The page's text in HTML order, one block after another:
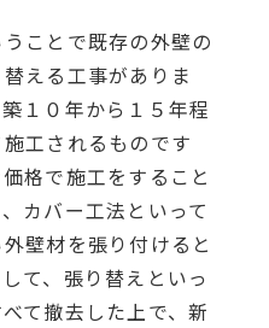
ことで既存の外壁の
える工事がありま
１０年から１５年程
工されるものです
格で施工をすること
カバー工法といって
壁材を張り付けると
て、張り替えといっ
て撤去した上で、新